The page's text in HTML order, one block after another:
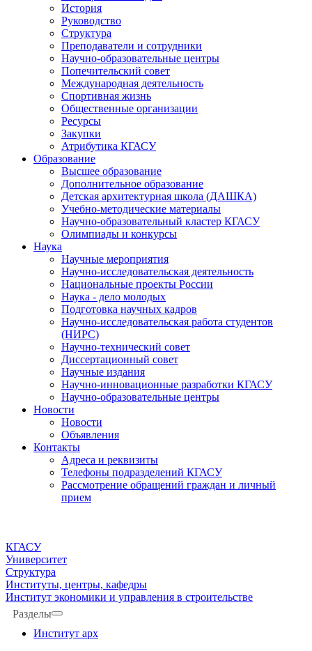
История
Руководство
Структура
Преподаватели и сотрудники
Научно-образовательные центры
Попечительский совет
Международная деятельность
Спортивная жизнь
Общественные организации
Ресурсы
Закупки
Атрибутика КГАСУ
Образование
Высшее образование
Дополнительное образование
Детская архитектурная школа (ДАШКА)
Учебно-методические материалы
Научно-образовательный кластер КГАСУ
Олимпиады и конкурсы
Наука
Научные мероприятия
Научно-исследовательская деятельность
Национальные проекты России
Наука - дело молодых
Подготовка научных кадров
Научно-исследовательская работа студентов
(НИРС)
Научно-технический совет
Диссертационный совет
Научные издания
Научно-инновационные разработки КГАСУ
Научно-образовательные центры
Новости
Новости
Объявления
Контакты
Адреса и реквизиты
Телефоны подразделений КГАСУ
Рассмотрение обращений граждан и личный
прием
КГАСУ
Университет
Структура
Институты, центры, кафедры
Институт экономики и управления в строительстве
Разделы
Институт арх